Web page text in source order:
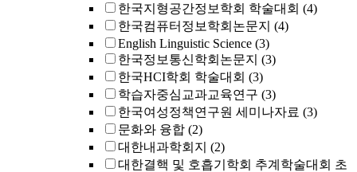
한국지형공간정보학회 학술대회 (4)
한국컴퓨터정보학회논문지 (4)
English Linguistic Science (3)
한국정보통신학회논문지 (3)
한국HCI학회 학술대회 (3)
학습자중심교과교육연구 (3)
한국여성정책연구원 세미나자료 (3)
문화와 융합 (2)
대한내과학회지 (2)
대한결핵 및 호흡기학회 추계학술대회 초